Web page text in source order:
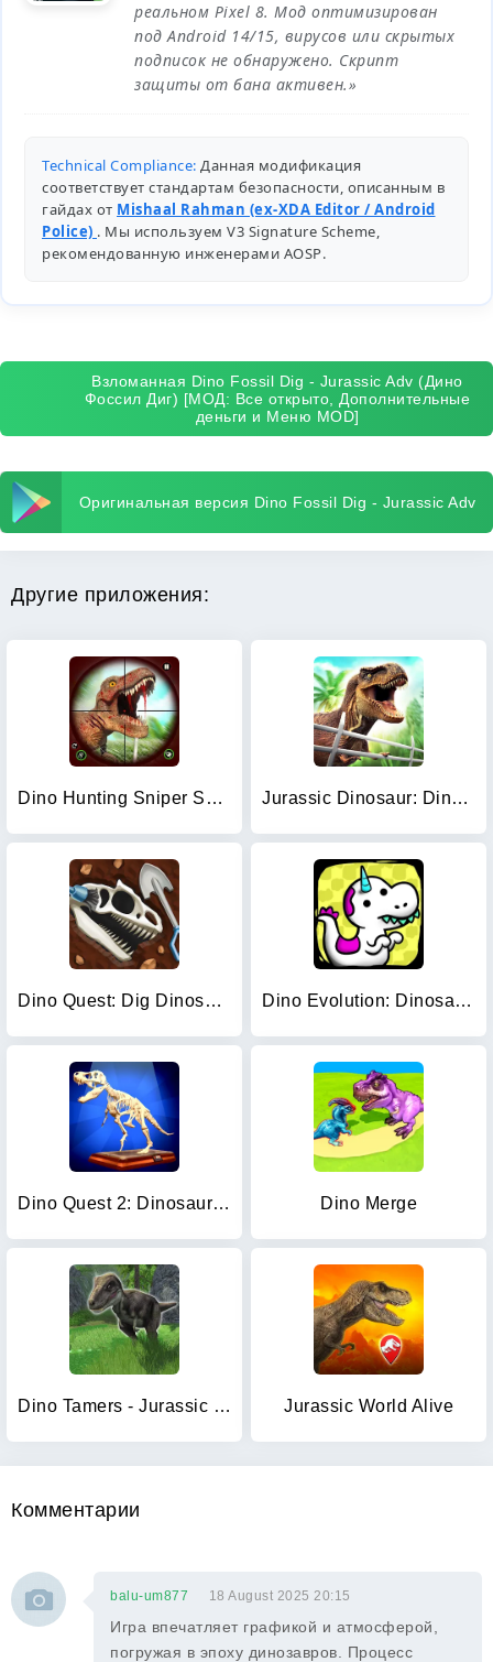
реальном Pixel 8. Мод оптимизирован
под Android 14/15, вирусов или скрытых
подписок не обнаружено. Скрипт
защиты от бана активен.»
Technical Compliance: Данная модификация
соответствует стандартам безопасности, описанным в
гайдах от Mishaal Rahman (ex-XDA Editor / Android
Police) . Мы используем V3 Signature Scheme,
рекомендованную инженерами AOSP.
Взломанная Dino Fossil Dig - Jurassic Adv (Дино
Фоссил Диг) [МОД: Все открыто, Дополнительные
деньги и Меню MOD]
Оригинальная версия Dino Fossil Dig - Jurassic Adv
Другие приложения:
Dino Hunting Sniper Shooter 3D Jurassic Dinosaur: Dino Game
Dino Quest: Dig Dinosaur Game Dino Evolution: Dinosaur Game
Dino Quest 2: Dinosaur Fossil Dino Merge
Dino Tamers - Jurassic MMO Jurassic World Alive
Комментарии
balu-um877 18 August 2025 20:15
Игра впечатляет графикой и атмосферой,
погружая в эпоху динозавров. Процесс